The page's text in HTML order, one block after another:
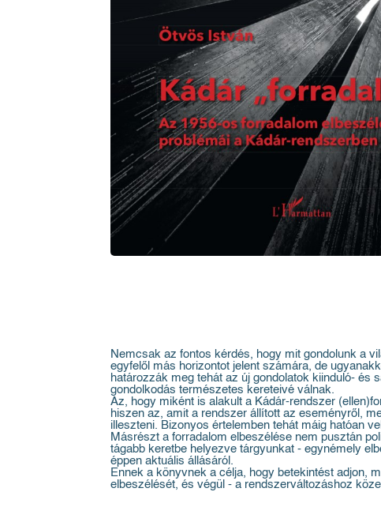
Nemcsak az fontos kérdés, hogy mit gondolunk a
egyfelől más horizontot jelent számára, de
határozzák meg tehát az új gondolatok kiinduló-
gondolkodás természetes kereteivé válnak.
Az, hogy miként is alakult a Kádár-rendszer
hiszen az, amit a rendszer állított az eseményről,
illeszteni. Bizonyos értelemben tehát máig hatóan
Másrészt a forradalom elbeszélése nem pusztán
tágabb keretbe helyezve tárgyunkat - egynémely
éppen aktuális állásáról.
Ennek a könyvnek a célja, hogy betekintést adjon,
elbeszélését, és végül - a rendszerváltozáshoz